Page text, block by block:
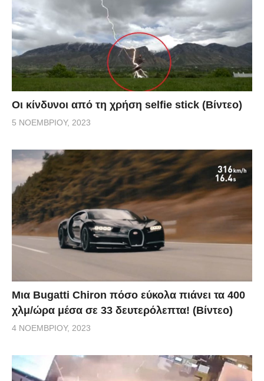
Οι κίνδυνοι από τη χρήση selfie stick (Βίντεο)
5 ΝΟΕΜΒΡΊΟΥ, 2023
Μια Bugatti Chiron πόσο εύκολα πιάνει τα 400
χλμ/ώρα μέσα σε 33 δευτερόλεπτα! (Βίντεο)
4 ΝΟΕΜΒΡΊΟΥ, 2023